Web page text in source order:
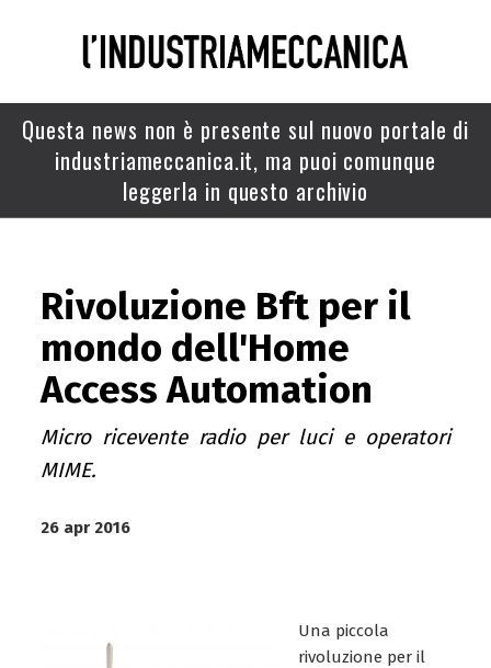
Questa news non è presente sul nuovo portale di
industriameccanica.it, ma puoi comunque
leggerla in questo archivio
Rivoluzione Bft per il
mondo dell'Home
Access Automation
Micro ricevente radio per luci e operatori
MIME.
26 apr 2016
Una piccola
rivoluzione per il